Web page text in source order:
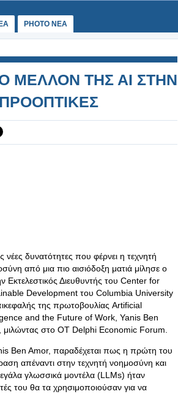
PHOTO NEA
ΜΕΛΛΟΝ ΤΗΣ ΑΙ ΣΤΗΝ
νέες δυνατότητες που φέρνει η τεχνητή
από μια πιο αισιόδοξη ματιά μίλησε ο
Εκτελεστικός Διευθυντής του Center for
Development του Columbia University
της πρωτοβουλίας Artificial
and the Future of Work, Yanis Ben
μιλώντας στο ΟΤ Delphi Economic Forum.
Ben Amor, παραδέχεται πως η πρώτη του
απέναντι στην τεχνητή νοημοσύνη και
γλωσσικά μοντέλα (LLMs) ήταν
του θα τα χρησιμοποιούσαν για να